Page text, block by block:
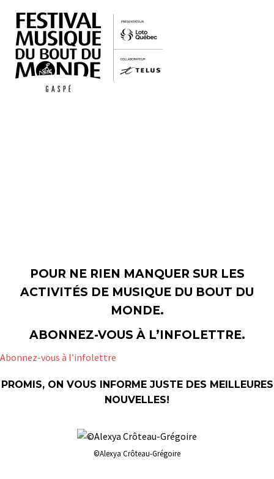
POUR NE RIEN MANQUER SUR LES
ACTIVITÉS DE MUSIQUE DU BOUT DU
MONDE.
ABONNEZ-VOUS À L’INFOLETTRE.
Abonnez-vous à l’infolettre
PROMIS, ON VOUS INFORME JUSTE DES MEILLEURES
NOUVELLES!
©Alexya Crôteau-Grégoire